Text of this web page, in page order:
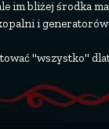
im bliżej środka
i
"wszystko"